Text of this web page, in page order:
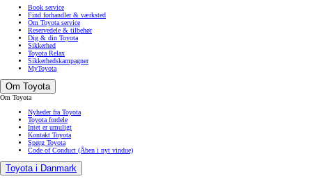
Book service
Find forhandler & værksted
Om Toyota service
Reservedele & tilbehør
Dig & din Toyota
Sikkerhed
Toyota Relax
Sikkerhedskampagner
MyToyota
Om Toyota
Om Toyota
Nyheder fra Toyota
Toyota fordele
Intet er umuligt
Kontakt Toyota
Spørg Toyota
Code of Conduct (Åben i nyt vindue)
Toyota i Danmark